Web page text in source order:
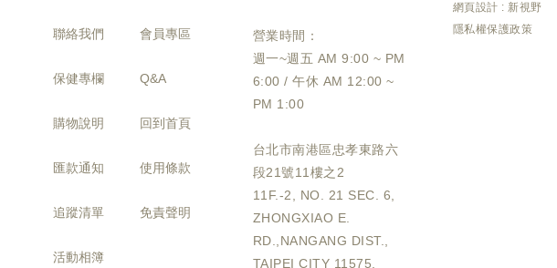
聯絡我們
保健專欄
會員專區
Q&A
購物說明
匯款通知
追蹤清單
活動相簿
回到首頁
使用條款
免責聲明
營業時間：
週一~週五 AM 9:00 ~ PM
6:00 / 午休 AM 12:00 ~
PM 1:00
台北市南港區忠孝東路六
段21號11樓之2
11F.-2, NO. 21 SEC. 6,
ZHONGXIAO E.
RD.,NANGANG DIST.,
TAIPEI CITY 11575,
網頁設計 : 新視野
隱私權保護政策